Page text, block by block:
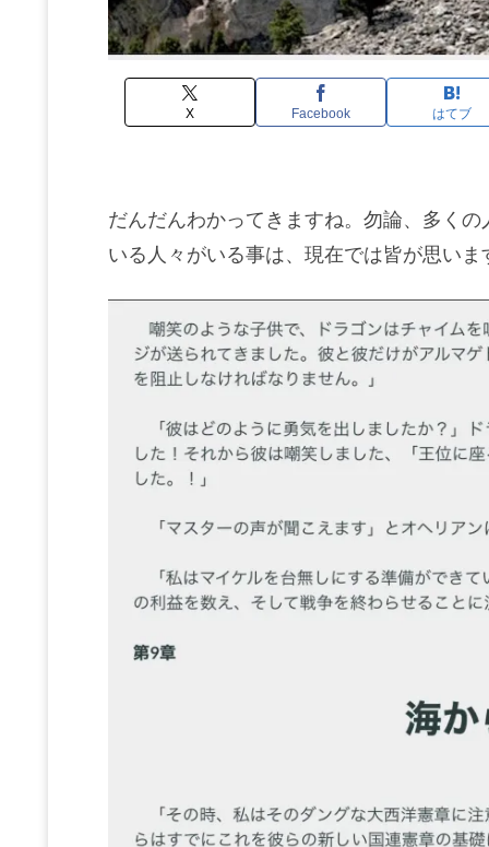
X Facebook はてブ
だんだんわかってきますね。勿論、多く
いる人々がいる事は、現在では皆が思いま